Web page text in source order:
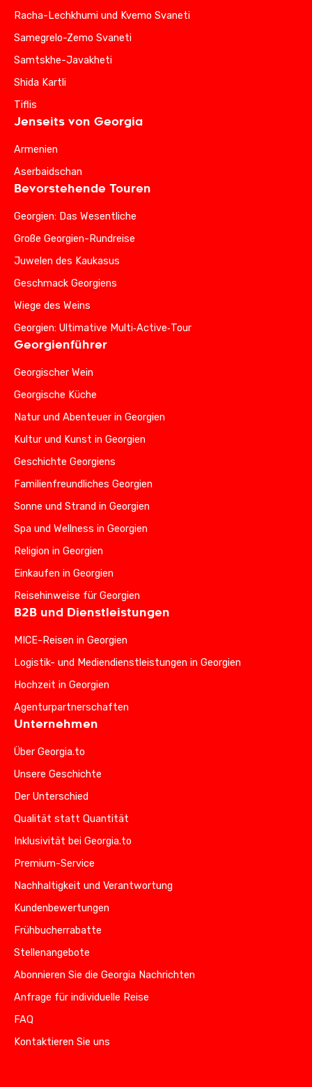
Racha-Lechkhumi und Kvemo Svaneti
Samegrelo-Zemo Svaneti
Samtskhe-Javakheti
Shida Kartli
Tiflis
Jenseits von Georgia
Armenien
Aserbaidschan
Bevorstehende Touren
Georgien: Das Wesentliche
Große Georgien-Rundreise
Juwelen des Kaukasus
Geschmack Georgiens
Wiege des Weins
Georgien: Ultimative Multi‑Active‑Tour
Georgienführer
Georgischer Wein
Georgische Küche
Natur und Abenteuer in Georgien
Kultur und Kunst in Georgien
Geschichte Georgiens
Familienfreundliches Georgien
Sonne und Strand in Georgien
Spa und Wellness in Georgien
Religion in Georgien
Einkaufen in Georgien
Reisehinweise für Georgien
B2B und Dienstleistungen
MICE-Reisen in Georgien
Logistik- und Mediendienstleistungen in Georgien
Hochzeit in Georgien
Agenturpartnerschaften
Unternehmen
Über Georgia.to
Unsere Geschichte
Der Unterschied
Qualität statt Quantität
Inklusivität bei Georgia.to
Premium-Service
Nachhaltigkeit und Verantwortung
Kundenbewertungen
Frühbucherrabatte
Stellenangebote
Abonnieren Sie die Georgia Nachrichten
Anfrage für individuelle Reise
FAQ
Kontaktieren Sie uns